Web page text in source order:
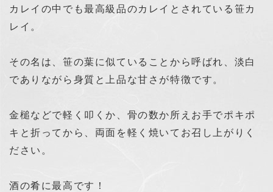
カレイの中でも最高級品のカレイとされている笹カ
レイ。
その名は、笹の葉に似ていることから呼ばれ、淡白
でありながら身質と上品な甘さが特徴です。
金槌などで軽く叩くか、骨の数か所えお手でポキポ
キと折ってから、両面を軽く焼いてお召し上がりく
ださい。
酒の肴に最高です！